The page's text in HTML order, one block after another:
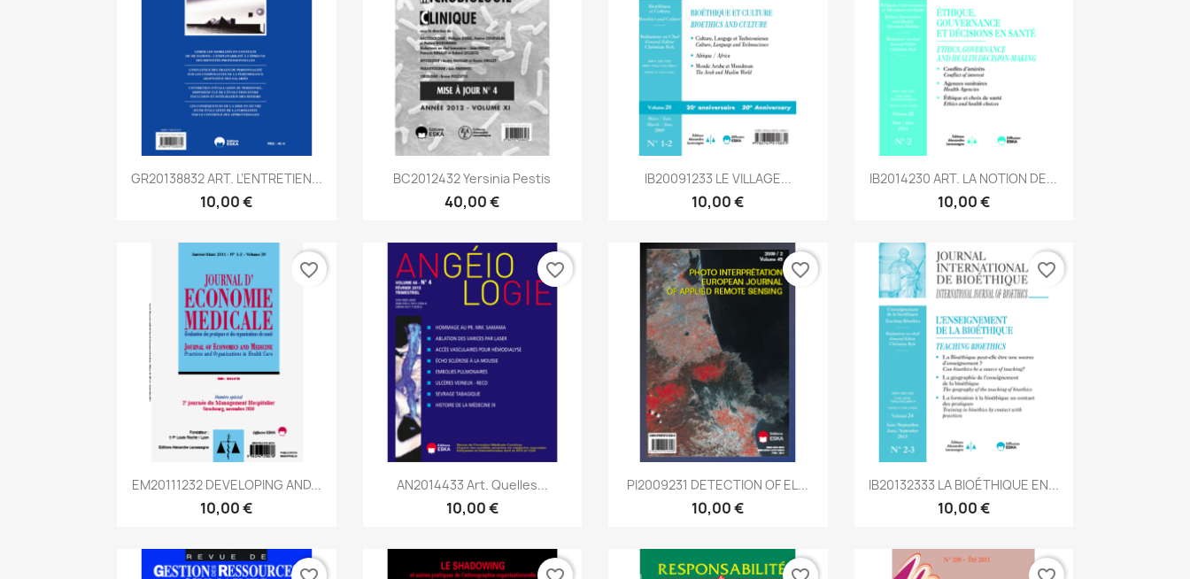
Aperçu rapide
GR20138832 ART. L’ENTRETIEN...
10,00 €
Aperçu rapide
BC2012432 Yersinia Pestis
40,00 €
Aperçu rapide
IB20091233 LE VILLAGE...
10,00 €
Aperçu rapide
IB2014230 ART. LA NOTION DE...
10,00 €
Aperçu rapide
EM20111232 DEVELOPING AND...
10,00 €
favorite_border
Aperçu rapide
AN2014433 Art. Quelles...
10,00 €
favorite_border
Aperçu rapide
PI2009231 DETECTION OF EL...
10,00 €
favorite_border
Aperçu rapide
IB20132333 LA BIOÉTHIQUE EN...
10,00 €
favorite_border